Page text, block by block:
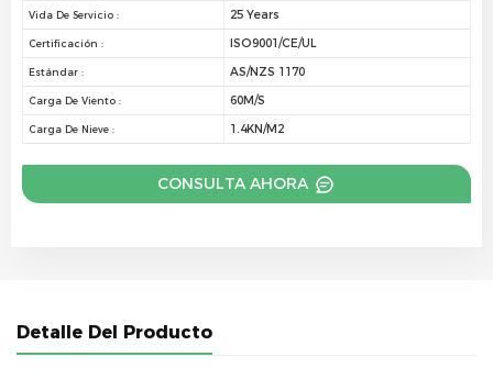
Vida De Servicio : 25 Years
Certificación : ISO9001/CE/UL
Estándar : AS/NZS 1170
Carga De Viento : 60M/S
Carga De Nieve : 1.4KN/M2
CONSULTA AHORA
Detalle Del Producto